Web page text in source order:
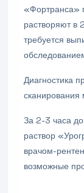
«Фортранса»
растворяют в
требуется
Диагностика
сканирования
За 2-3 часа
раствор
врачом-
возможные